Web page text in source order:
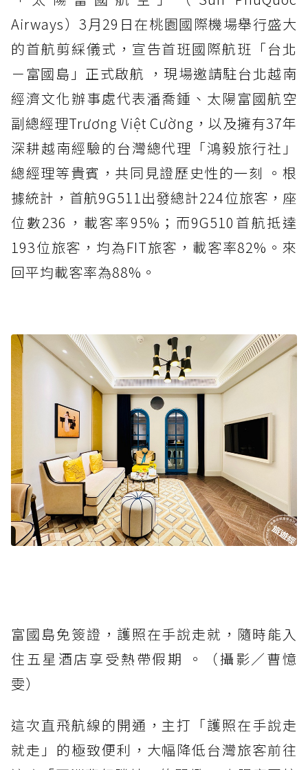
Airways）3月29日在桃園國際機場舉行盛大
的首航剪綵儀式，宣告首班國際航班「台北
－富國島」正式啟航 ，現場邀請駐台北越南
經濟文化辦事處代表潘喬鍾、太陽富國航空
副總經理Trương Việt Cường，以及擁有37年
深耕越南經驗的台灣總代理「鴻毅旅行社」
總經理等貴賓，共同見證歷史性的一刻 。根
據統計，首航9G511出發總計224位旅客，座
位數236，載客率95%；而9G510首航抵達
193位旅客，均為FIT旅客，載客率82%。來
回平均載客率為88%。
富國島免簽證，護照在手說走就，隨時能入
住五星酒店享受熱帶假期 。（攝影／曹憶
雯）
這次直飛航線的開通，主打「護照在手說走
就走」的極致便利，大幅降低台灣旅客前往